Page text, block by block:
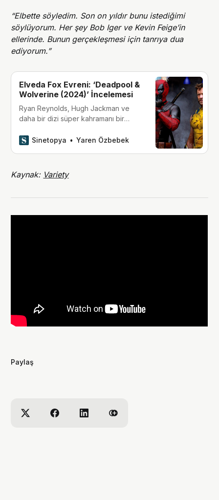
“Elbette söyledim. Son on yıldır bunu istediğimi
söylüyorum. Her şey Bob Iger ve Kevin Feige’in
ellerinde. Bunun gerçekleşmesi için tanrıya dua
ediyorum.”
Elveda Fox Evreni: ‘Deadpool &
Wolverine (2024)’ İncelemesi
Ryan Reynolds, Hugh Jackman ve
daha bir dizi süper kahramanı bir
beklenen filmlerinden biri olan
yolculuktan alnının akıyla çıkıyor.
Sinetopya Yaren Özbebek
Kaynak: Variety
Paylaş